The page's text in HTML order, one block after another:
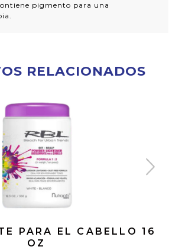
pigmento para una
RELACIONADOS
PARA EL CABELLO 16
OZ